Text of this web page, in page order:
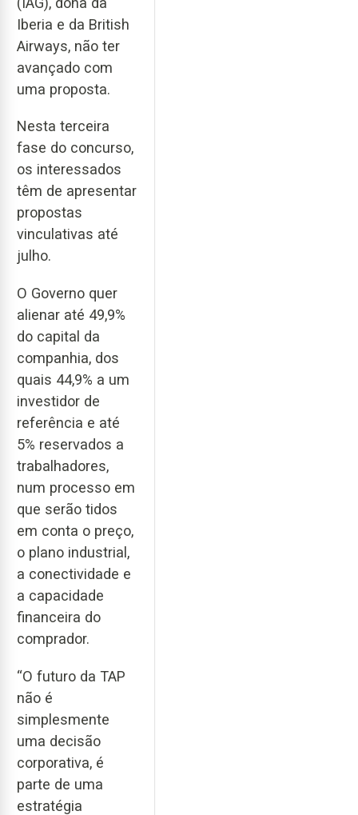
Iberia e da British
Airways, não ter
avançado com
uma proposta.
Nesta terceira
fase do concurso,
os interessados
têm de apresentar
propostas
vinculativas até
julho.
O Governo quer
alienar até 49,9%
do capital da
companhia, dos
quais 44,9% a um
investidor de
referência e até
5% reservados a
trabalhadores,
num processo em
que serão tidos
em conta o preço,
o plano industrial,
a conectividade e
a capacidade
financeira do
comprador.
“O futuro da TAP
não é
simplesmente
uma decisão
corporativa, é
parte de uma
estratégia